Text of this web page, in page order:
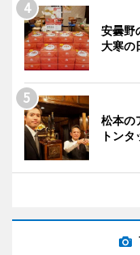
安曇野
大寒の
松本の
トン